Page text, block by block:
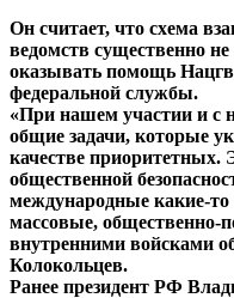
Он считает, что схема
ведомств существенно
оказывать помощь
федеральной службы.
«При нашем участии и с
общие задачи, которые
качестве приоритетных.
общественной
международные какие-
массовые, общественно-
внутренними войсками
Колокольцев.
Ранее президент РФ